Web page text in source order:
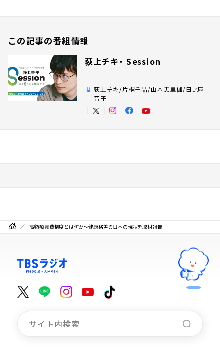
この記事の番組情報
荻上チキ・ Session
荻上チキ/片桐千晶/山本恵里伽/日比麻
音子
高額療養費制度とは何か～健康格差の日本の現状を取材報告